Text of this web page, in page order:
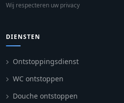
Wij respecteren uw privacy
DIENSTEN
Ontstoppingsdienst
WC ontstoppen
Douche ontstoppen